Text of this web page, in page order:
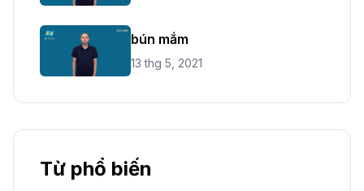
bún mắm
13 thg 5, 2021
Từ phổ biến